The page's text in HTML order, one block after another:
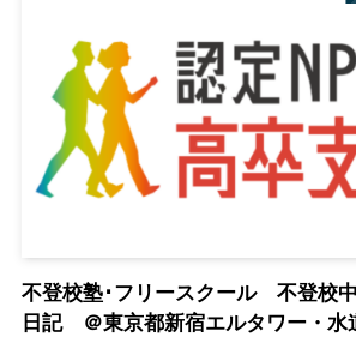
不登校塾･フリースクール 不登校
日記 ＠東京都新宿エルタワー・